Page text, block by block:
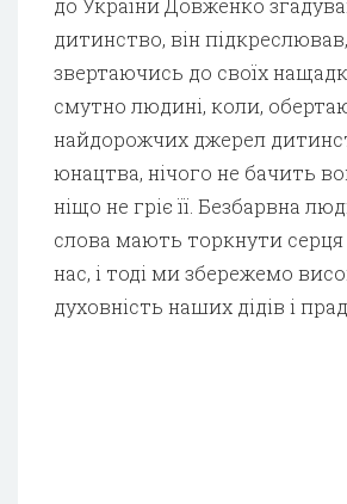
до України Довженко
дитинство, він підкреслював,
звертаючись до своїх
смутно людині, коли,
найдорожчих джерел
юнацтва, нічого не бачить
ніщо не гріє її. Безбарвна
слова мають торкнути
нас, і тоді ми збережемо
духовність наших дідів і